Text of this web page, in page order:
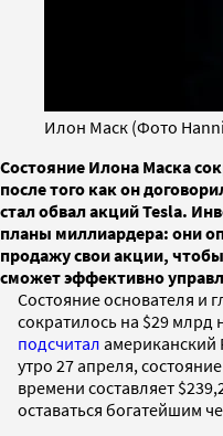
Илон Маск (Фото
Состояние Илона Маска
после того как он
стал обвал акций Tesla.
планы миллиардера: они
продажу свои акции,
сможет эффективно
Состояние основателя и
сократилось на $29 млрд
подсчитал американский
утро 27 апреля,
времени составляет
оставаться богатейшим